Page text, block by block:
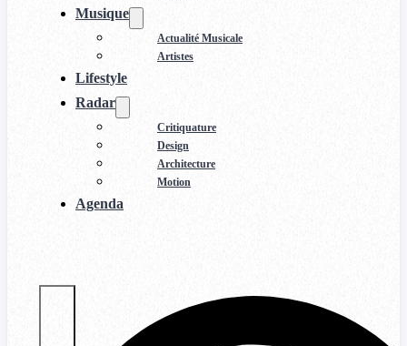
Musique
Actualité Musicale
Artistes
Lifestyle
Radar
Critiquature
Design
Architecture
Motion
Agenda